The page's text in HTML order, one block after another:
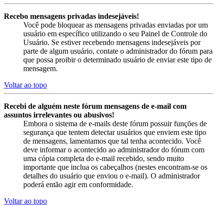
Recebo mensagens privadas indesejáveis!
Você pode bloquear as mensagens privadas enviadas por um
usuário em específico utilizando o seu Painel de Controle do
Usuário. Se estiver recebendo mensagens indesejáveis por
parte de algum usuário, contate o administrador do fórum para
que possa proibir o determinado usuário de enviar este tipo de
mensagem.
Voltar ao topo
Recebi de alguém neste fórum mensagens de e-mail com
assuntos irrelevantes ou abusivos!
Embora o sistema de e-mails deste fórum possuir funções de
segurança que tentem detectar usuários que enviem este tipo
de mensagens, lamentamos que tal tenha acontecido. Você
deve informar o acontecido ao administrador do fórum com
uma cópia completa do e-mail recebido, sendo muito
importante que inclua os cabeçalhos (nestes encontram-se os
detalhes do usuário que enviou o e-mail). O administrador
poderá então agir em conformidade.
Voltar ao topo